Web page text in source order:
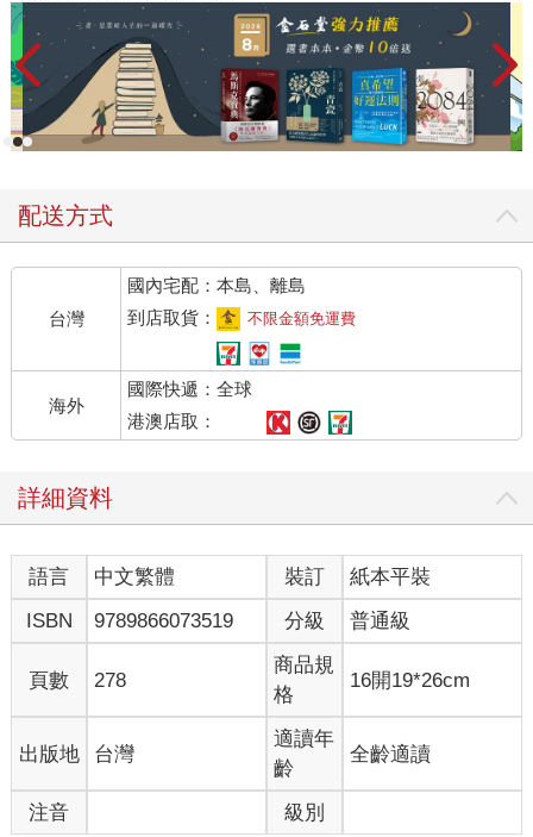
配送方式
台灣
國內宅配：本島、離島
到店取貨：
不限金額免運費
海外
國際快遞：全球
港澳店取：
詳細資料
語言 中文繁體 裝訂
紙本平裝
ISBN
9789866073519 分級 普通級
頁數 278
商品規
格
16開19*26cm
出版地 台灣
適讀年
齡
全齡適讀
注音 級別